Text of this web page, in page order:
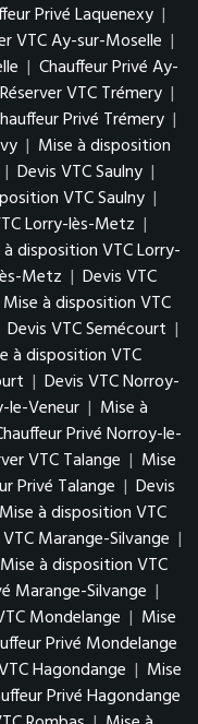
Privé Laquenexy |
VTC Ay-sur-Moselle |
| Chauffeur Privé Ay-
Réserver VTC Trémery |
Privé Trémery |
| Mise à disposition
| Devis VTC Saulny |
VTC Saulny |
Lorry-lès-Metz |
disposition VTC Lorry-
Metz | Devis VTC
Mise à disposition VTC
Devis VTC Semécourt |
à disposition VTC
| Devis VTC Norroy-
le-Veneur | Mise à
Privé Norroy-le-
VTC Talange | Mise
Privé Talange | Devis
Mise à disposition VTC
Marange-Silvange |
Mise à disposition VTC
Marange-Silvange |
Mondelange | Mise
Privé Mondelange
Hagondange | Mise
Privé Hagondange